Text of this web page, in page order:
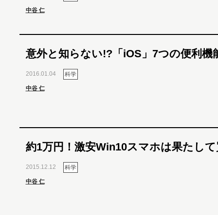
中谷 仁
意外と知らない!?「iOS」7つの便利機
2016.01.04 科学
中谷 仁
約1万円！激安Win10スマホは果たし
2015.12.12 科学
中谷 仁